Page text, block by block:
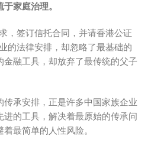
家庭治理。
，签订信托合同，并请香港公证
的法律安排，却忽略了最基础的
融工具，却放弃了最传统的父子
传承安排，正是许多中国家族企业
进的工具，解决着最原始的传承问
最简单的人性风险。